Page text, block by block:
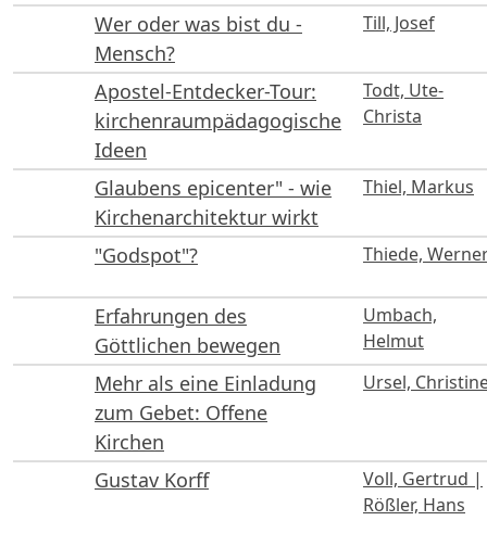
Wer oder was bist du -
Mensch?
Till, Josef
Apostel-Entdecker-Tour:
kirchenraumpädagogische
Ideen
Todt, Ute-
Christa
Glaubens epicenter" - wie
Kirchenarchitektur wirkt
Thiel, Markus
"Godspot"? Thiede,
Erfahrungen des
Göttlichen bewegen
Umbach,
Helmut
Mehr als eine Einladung
zum Gebet: Offene
Kirchen
Ursel,
Gustav Korff
Voll, Gertrud |
Rößler, Hans